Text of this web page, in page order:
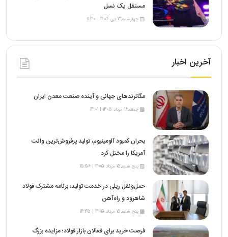
مستقل یک نسل
چهارشنبه,3 دی 1404 | 11:30
آخرین اخبار
مگاترندهای جهانی و آینده صنعت معدن ایران
جمعه,16 مرداد 1405 | 14:01
بحران کمبود آلومینیوم، تولید پرفروش‌ترین وانت
آمریکا را مختل کرد
پنج شنبه,15 مرداد 1405 | 15:56
حمل‌ونقل ریلی در خدمت تولید؛ برنامه مشترک فولاد
شاهرود و راه‌آهن
پنج شنبه,15 مرداد 1405 | 14:35
فرصت خرید برای فعالان بازار فولاد؛ مزایده بزرگ